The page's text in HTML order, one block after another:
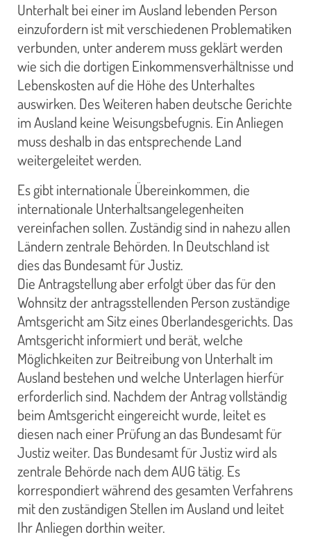
Unterhalt bei einer im Ausland lebenden Person
einzufordern ist mit verschiedenen Problematiken
verbunden, unter anderem muss geklärt werden
wie sich die dortigen Einkommensverhältnisse und
Lebenskosten auf die Höhe des Unterhaltes
auswirken. Des Weiteren haben deutsche Gerichte
im Ausland keine Weisungsbefugnis. Ein Anliegen
muss deshalb in das entsprechende Land
weitergeleitet werden.
Es gibt internationale Übereinkommen, die
internationale Unterhaltsangelegenheiten
vereinfachen sollen. Zuständig sind in nahezu allen
Ländern zentrale Behörden. In Deutschland ist
dies das Bundesamt für Justiz.
Die Antragstellung aber erfolgt über das für den
Wohnsitz der antragsstellenden Person zuständige
Amtsgericht am Sitz eines Oberlandesgerichts. Das
Amtsgericht informiert und berät, welche
Möglichkeiten zur Beitreibung von Unterhalt im
Ausland bestehen und welche Unterlagen hierfür
erforderlich sind. Nachdem der Antrag vollständig
beim Amtsgericht eingereicht wurde, leitet es
diesen nach einer Prüfung an das Bundesamt für
Justiz weiter. Das Bundesamt für Justiz wird als
zentrale Behörde nach dem AUG tätig. Es
korrespondiert während des gesamten Verfahrens
mit den zuständigen Stellen im Ausland und leitet
Ihr Anliegen dorthin weiter.